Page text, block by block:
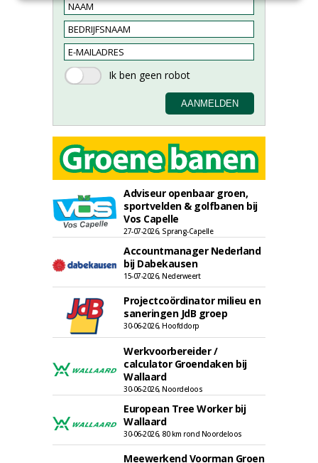
Adviseur openbaar groen,
sportvelden & golfbanen bij
Vos Capelle
27-07-2026, Sprang-Capelle
Accountmanager Nederland
bij Dabekausen
15-07-2026, Nederweert
Projectcoördinator milieu en
saneringen JdB groep
30-06-2026, Hoofddorp
Werkvoorbereider /
calculator Groendaken bij
Wallaard
30-06-2026, Noordeloos
European Tree Worker bij
Wallaard
30-06-2026, 80 km rond Noordeloos
Meewerkend Voorman Groen